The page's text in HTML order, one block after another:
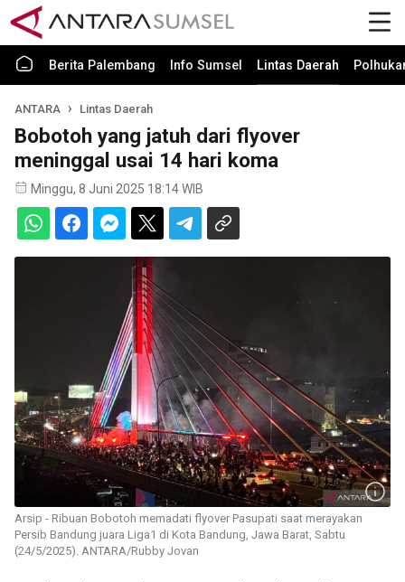
Berita Palembang Info Sumsel Lintas Daerah
ANTARA Lintas Daerah
Bobotoh yang jatuh dari flyover
meninggal usai 14 hari koma
Minggu, 8 Juni 2025 18:14 WIB
Arsip - Ribuan Bobotoh memadati flyover Pasupati saat merayakan
Persib Bandung juara Liga1 di Kota Bandung, Jawa Barat, Sabtu
(24/5/2025). ANTARA/Rubby Jovan